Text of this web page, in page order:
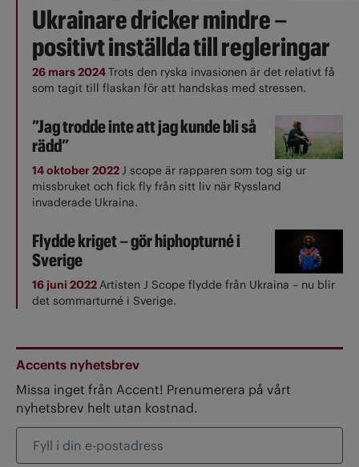
Ukrainare dricker mindre –
positivt inställda till regleringar
26 mars 2024Trots den ryska invasionen är det relativt få
som tagit till flaskan för att handskas med stressen.
”Jag trodde inte att jag kunde bli så
rädd”
14 oktober 2022J scope är rapparen som tog sig ur
missbruket och fick fly från sitt liv när Ryssland
invaderade Ukraina.
Flydde kriget – gör hiphopturné i
Sverige
16 juni 2022Artisten J Scope flydde från Ukraina – nu blir
det sommarturné i Sverige.
Accents nyhetsbrev
Missa inget från Accent! Prenumerera på vårt
nyhetsbrev helt utan kostnad.